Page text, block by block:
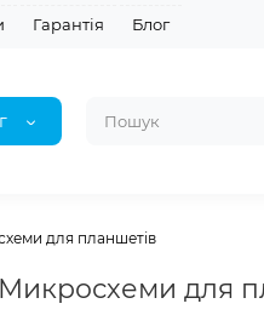
Гарантія Блог
для планшетів
Микросхеми для